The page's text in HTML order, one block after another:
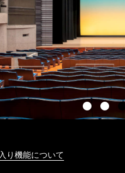
り機能について